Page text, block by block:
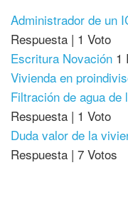
Administrador de un
Respuesta | 1 Voto
Escritura Novación 1
Vivienda en
Filtración de agua
Respuesta | 1 Voto
Duda valor de la
Respuesta | 7 Votos